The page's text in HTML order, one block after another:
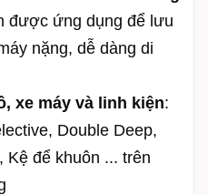
được ứng dụng để lưu
nặng, dễ dàng di
xe máy và linh kiện:
Double Deep,
Kệ để khuôn ... trên